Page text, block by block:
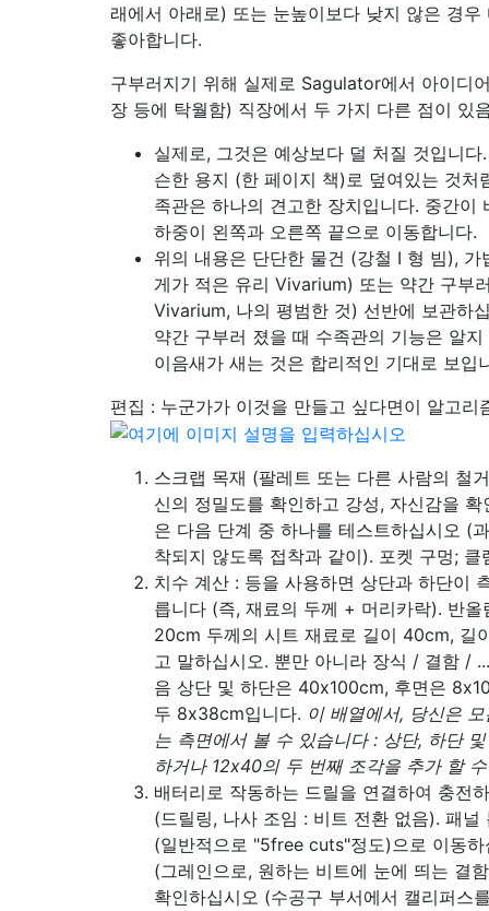
래에서 아래로) 또는 눈높이보다 낮지 않은 경
좋아합니다.
구부러지기 위해 실제로 Sagulator에서 아이디
장 등에 탁월함) 직장에서 두 가지 다른 점이 있
실제로, 그것은 예상보다 덜 처질 것입니
슨한 용지 (한 페이지 책)로 덮여있는 것처
족관은 하나의 견고한 장치입니다. 중간이
하중이 왼쪽과 오른쪽 끝으로 이동합니다.
위의 내용은 단단한 물건 (강철 I 형 빔),
게가 적은 유리 Vivarium) 또는 약간 구부
Vivarium, 나의 평범한 것) 선반에 보관하
약간 구부러 졌을 때 수족관의 기능은 알
이음새가 새는 것은 합리적인 기대로 보입
편집 : 누군가가 이것을 만들고 싶다면이 알고리
스크랩 목재 (팔레트 또는 다른 사람의 철
신의 정밀도를 확인하고 강성, 자신감을
은 다음 단계 중 하나를 테스트하십시오 (
착되지 않도록 접착과 같이). 포켓 구멍; 클
치수 계산 : 등을 사용하면 상단과 하단이
릅니다 (즉, 재료의 두께 + 머리카락). 반
20cm 두께의 시트 재료로 길이 40cm, 길
고 말하십시오. 뿐만 아니라 장식 / 결함 /
음 상단 및 하단은 40x100cm, 후면은
두 8x38cm입니다. 이 배열에서, 당신은
는 측면에서 볼 수 있습니다 : 상단, 하단
하거나 12x40의 두 번째 조각을 추가 할
배터리로 작동하는 드릴을 연결하여 충전
(드릴링, 나사 조임 : 비트 전환 없음). 패
(일반적으로 "5free cuts"정도)으로 이동
(그레인으로, 원하는 비트에 눈에 띄는 결
확인하십시오 (수공구 부서에서 캘리퍼스